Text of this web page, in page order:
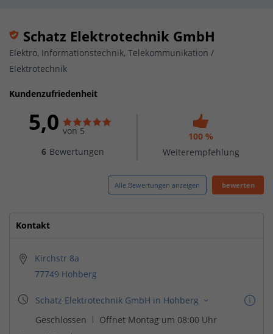
Schatz Elektrotechnik GmbH
Elektro, Informationstechnik, Telekommunikation /
Elektrotechnik
Kundenzufriedenheit
5,0 von 5
6 Bewertungen
100 %
Weiterempfehlung
Alle Bewertungen anzeigen bewerten
Kontakt
Kirchstr 8a
77749 Hohberg